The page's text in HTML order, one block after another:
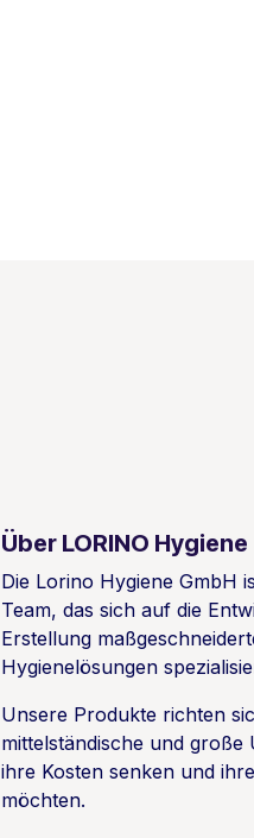
Über LORINO Hygiene
Die Lorino Hygiene GmbH
Team, das sich auf die
Erstellung
Hygienelösungen
Unsere Produkte richten
mittelständische und große
ihre Kosten senken und
möchten.